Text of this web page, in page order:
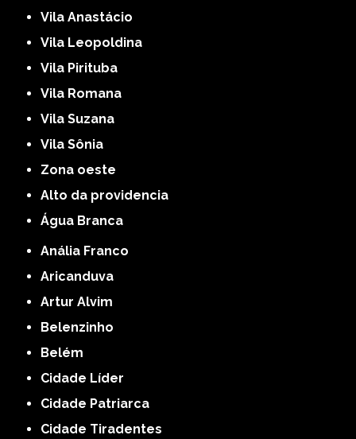
Vila Anastácio
Vila Leopoldina
Vila Pirituba
Vila Romana
Vila Suzana
Vila Sônia
Zona oeste
alto da providencia
Água Branca
Anália Franco
Aricanduva
Artur Alvim
Belenzinho
Belém
Cidade Líder
Cidade Patriarca
Cidade Tiradentes